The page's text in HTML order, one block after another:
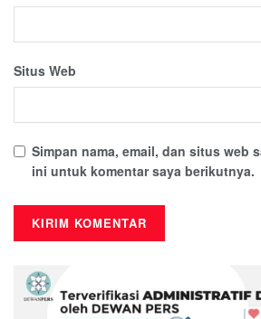
Situs Web
Simpan nama, email, dan situs web
ini untuk komentar saya berikutnya.